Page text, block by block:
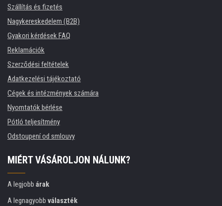
Szállítás és fizetés
Nagykereskedelem (B2B)
Gyakori kérdések FAQ
Reklamációk
Szerződési feltételek
Adatkezelési tájékoztató
Cégek és intézmények számára
Nyomtatók bérlése
Pótló teljesítmény
Odstoupení od smlouvy
MIÉRT VÁSÁROLJON NÁLUNK?
A legjobb árak
A legnagyobb választék